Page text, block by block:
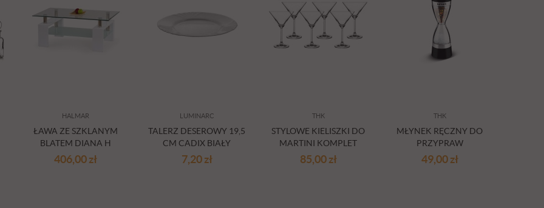
HALMAR
ŁAWA ZE SZKLANYM
BLATEM DIANA H
BIAŁA
406,00zł
LUMINARC
TALERZ DESEROWY 19,5
CM CADIX BIAŁY
7,20zł
THK
STYLOWE KIELISZKI DO
MARTINI KOMPLET
6SZT.
85,00zł
THK
MŁYNEK RĘCZNY DO
PRZYPRAW
49,00zł